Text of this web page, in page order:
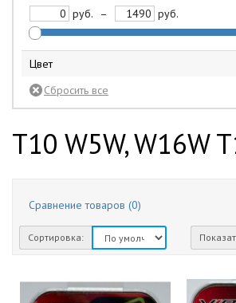
руб.
– руб.
Цвет
белый
желтый
зеленый
красный
T10 W5W, W16W
Сравнение товаров (0)
Сортировка: